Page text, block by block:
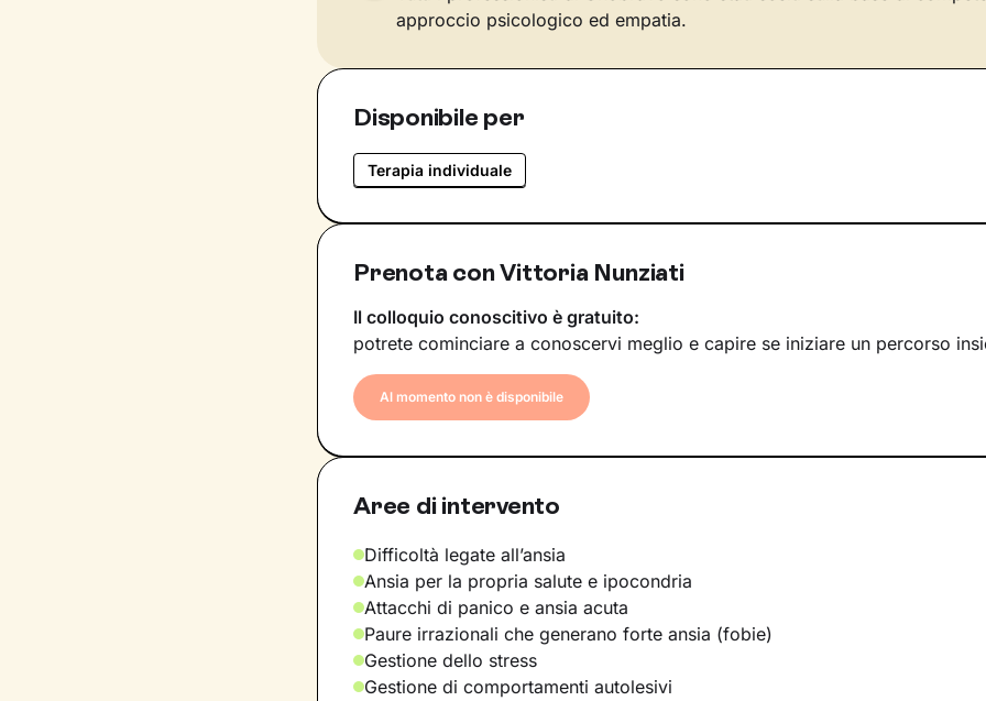
approccio psicologico ed empatia.
Disponibile per
Terapia individuale
Prenota con Vittoria Nunziati
Il colloquio conoscitivo è gratuito:
potrete cominciare a conoscervi meglio e capire se iniziare un percorso
Al momento non è disponibile
Aree di intervento
Difficoltà legate all’ansia
Ansia per la propria salute e ipocondria
Attacchi di panico e ansia acuta
Paure irrazionali che generano forte ansia (fobie)
Gestione dello stress
Gestione di comportamenti autolesivi